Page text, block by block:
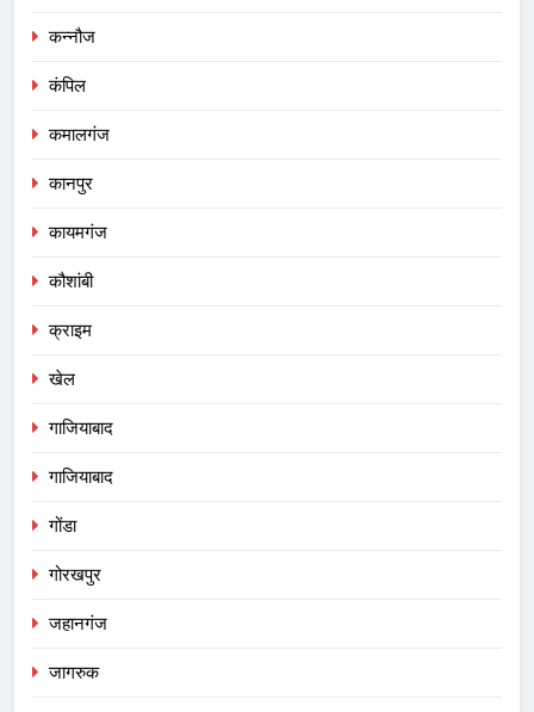
कन्नौज
कंपिल
कमालगंज
कानपुर
कायमगंज
कौशांबी
क्राइम
खेल
गाजियाबाद
गाजियाबाद
गोंडा
गोरखपुर
जहानगंज
जागरुक